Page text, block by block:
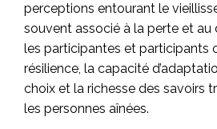
perceptions entourant le
souvent associé à la perte et au
les participantes et participants
résilience, la capacité
choix et la richesse des savoirs
les personnes aînées.